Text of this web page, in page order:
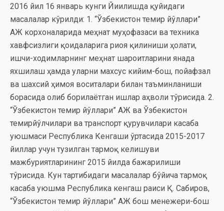
2016 йил 16 январь кунги Йиғилишда қуйидаги
масалалар кўрилди: 1. “Ўзбекистон темир йўллари”
АЖ корхоналарида меҳнат муҳофазаси ва техника
хавфсизлиги қоидаларига риоя қилиниши ҳолати,
ишчи-ходимларнинг меҳнат шароитларини янада
яхшилаш ҳамда уларни махсус кийим-бош, пойафзал
ва шахсий ҳимоя воситалари билан таъминланиши
борасида олиб борилаётган ишлар аҳволи тўғрисида. 2.
“Ўзбекистон темир йўллари” АЖ ва Ўзбекистон
темирйўлчилари ва транспорт қурувчилари касаба
уюшмаси Республика Кенгаши ўртасида 2015-2017
йиллар учун тузилган тармоқ келишуви
мажбуриятларининг 2015 йилда бажарилиши
тўғрисида. Кун тартибидаги масалалар бўйича тармоқ
касаба уюшма Республика кенгаш раиси Қ. Сабиров,
“Ўзбекистон темир йўллари” АЖ бош менежери-бош